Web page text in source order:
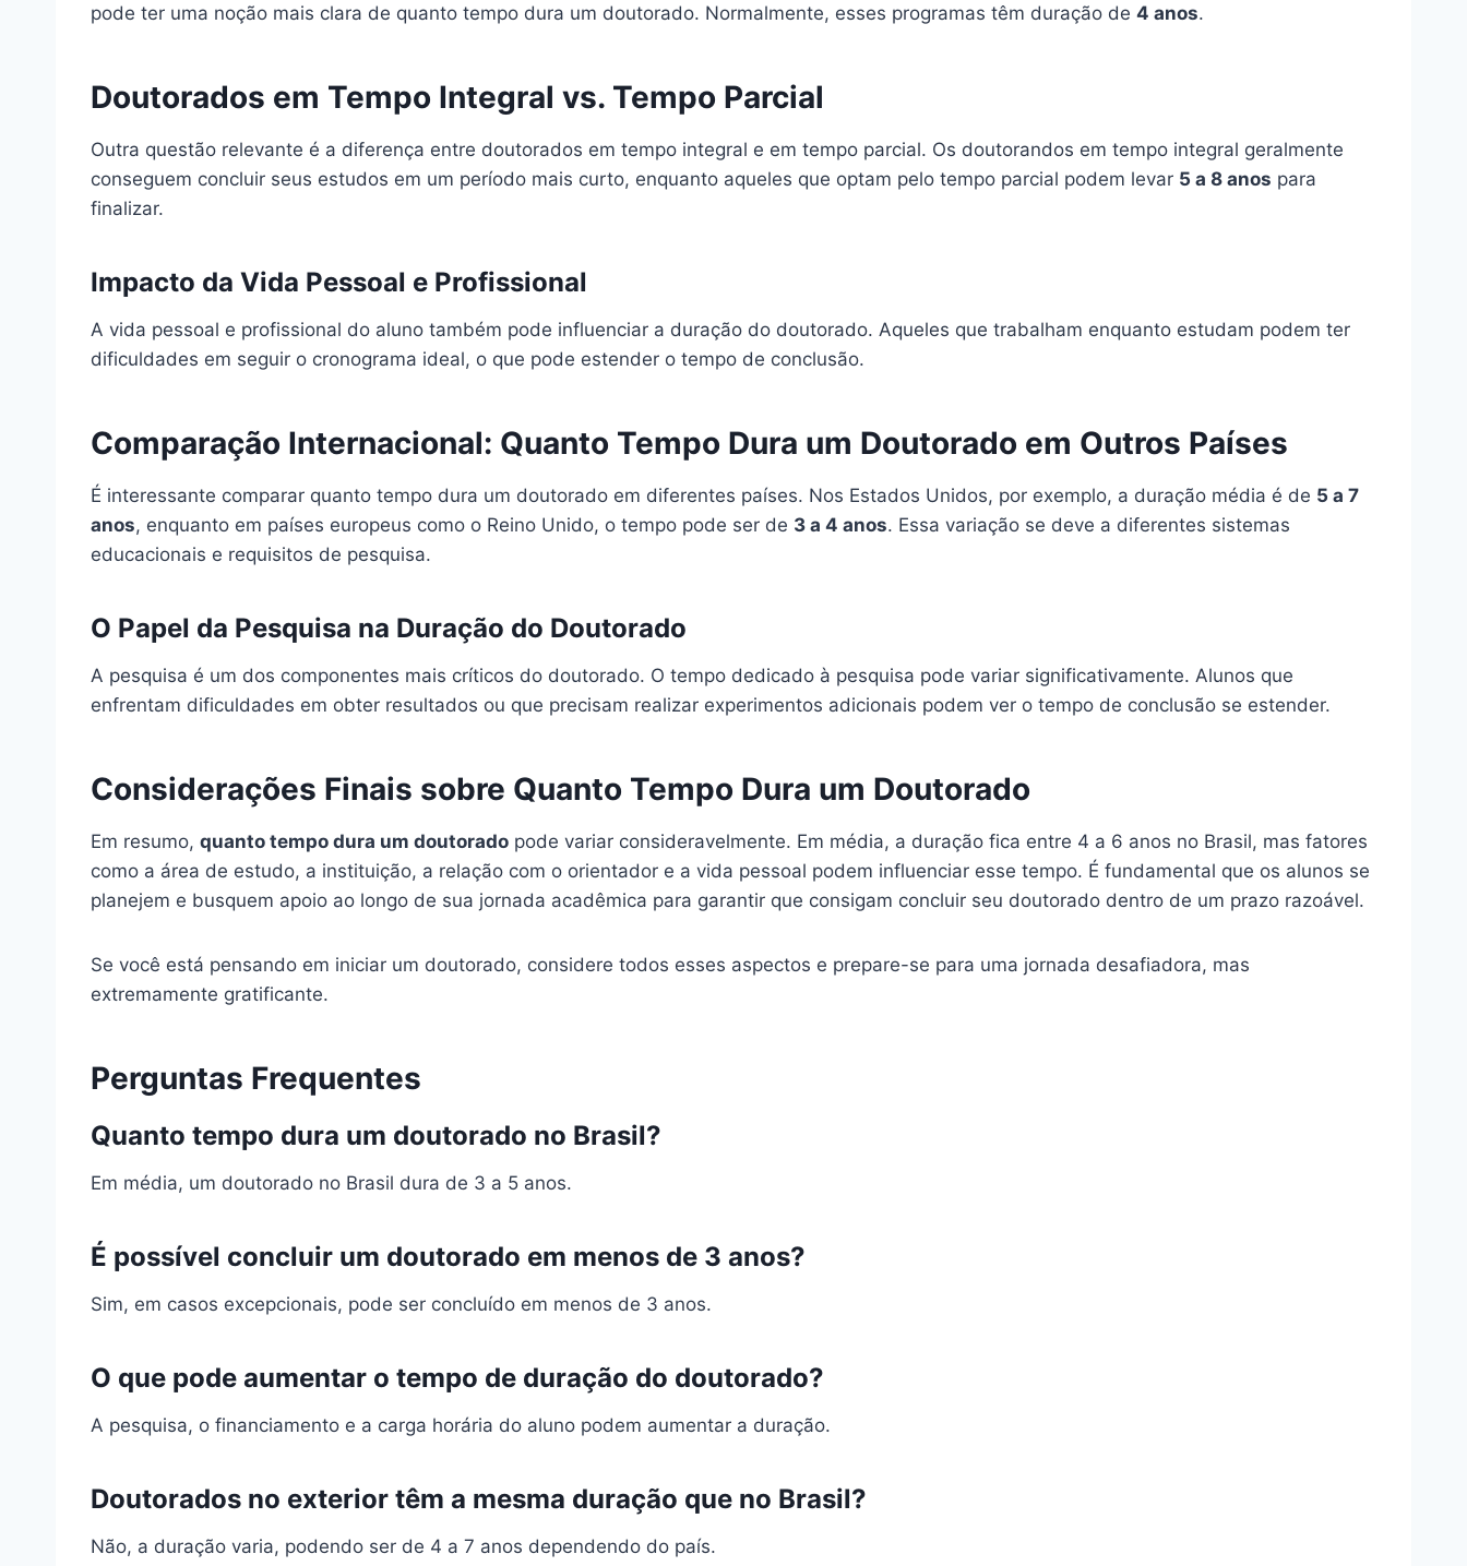
pode ter uma noção mais clara de quanto tempo dura um doutorado. Normalmente, esses programas têm duração de 4 anos.
Doutorados em Tempo Integral vs. Tempo Parcial
Outra questão relevante é a diferença entre doutorados em tempo integral e em tempo parcial. Os doutorandos em tempo integral geralmente
conseguem concluir seus estudos em um período mais curto, enquanto aqueles que optam pelo tempo parcial podem levar 5 a 8 anos para
finalizar.
Impacto da Vida Pessoal e Profissional
A vida pessoal e profissional do aluno também pode influenciar a duração do doutorado. Aqueles que trabalham enquanto estudam podem ter
dificuldades em seguir o cronograma ideal, o que pode estender o tempo de conclusão.
Comparação Internacional: Quanto Tempo Dura um Doutorado em Outros Países
É interessante comparar quanto tempo dura um doutorado em diferentes países. Nos Estados Unidos, por exemplo, a duração média é de 5 a 7
anos, enquanto em países europeus como o Reino Unido, o tempo pode ser de 3 a 4 anos. Essa variação se deve a diferentes sistemas
educacionais e requisitos de pesquisa.
O Papel da Pesquisa na Duração do Doutorado
A pesquisa é um dos componentes mais críticos do doutorado. O tempo dedicado à pesquisa pode variar significativamente. Alunos que
enfrentam dificuldades em obter resultados ou que precisam realizar experimentos adicionais podem ver o tempo de conclusão se estender.
Considerações Finais sobre Quanto Tempo Dura um Doutorado
Em resumo, quanto tempo dura um doutorado pode variar consideravelmente. Em média, a duração fica entre 4 a 6 anos no Brasil, mas fatores
como a área de estudo, a instituição, a relação com o orientador e a vida pessoal podem influenciar esse tempo. É fundamental que os alunos se
planejem e busquem apoio ao longo de sua jornada acadêmica para garantir que consigam concluir seu doutorado dentro de um prazo razoável.
Se você está pensando em iniciar um doutorado, considere todos esses aspectos e prepare-se para uma jornada desafiadora, mas
extremamente gratificante.
Perguntas Frequentes
Quanto tempo dura um doutorado no Brasil?
Em média, um doutorado no Brasil dura de 3 a 5 anos.
É possível concluir um doutorado em menos de 3 anos?
Sim, em casos excepcionais, pode ser concluído em menos de 3 anos.
O que pode aumentar o tempo de duração do doutorado?
A pesquisa, o financiamento e a carga horária do aluno podem aumentar a duração.
Doutorados no exterior têm a mesma duração que no Brasil?
Não, a duração varia, podendo ser de 4 a 7 anos dependendo do país.